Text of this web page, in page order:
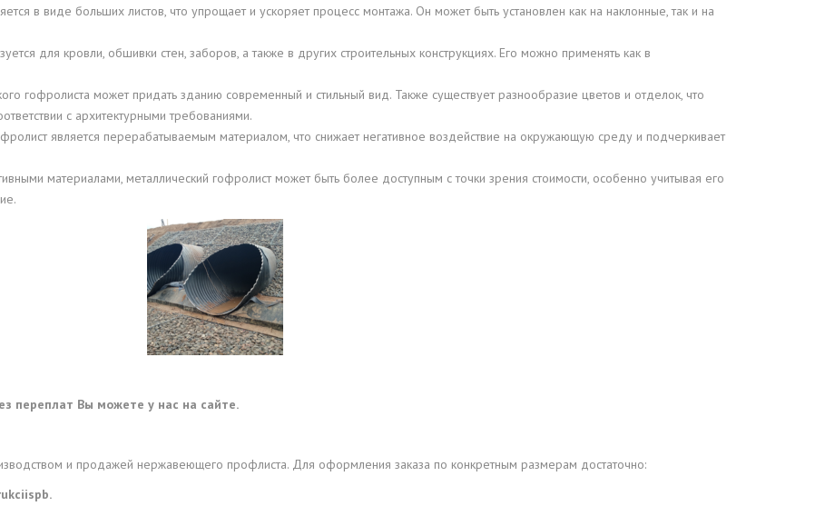
в виде больших листов, что упрощает и ускоряет процесс монтажа. Он может быть установлен как на наклонные, так и на
для кровли, обшивки стен, заборов, а также в других строительных конструкциях. Его можно применять как в
гофролиста может придать зданию современный и стильный вид. Также существует разнообразие цветов и отделок, что
с архитектурными требованиями.
является перерабатываемым материалом, что снижает негативное воздействие на окружающую среду и подчеркивает
материалами, металлический гофролист может быть более доступным с точки зрения стоимости, особенно учитывая его
переплат Вы можете у нас на сайте.
и продажей нержавеющего профлиста. Для оформления заказа по конкретным размерам достаточно: